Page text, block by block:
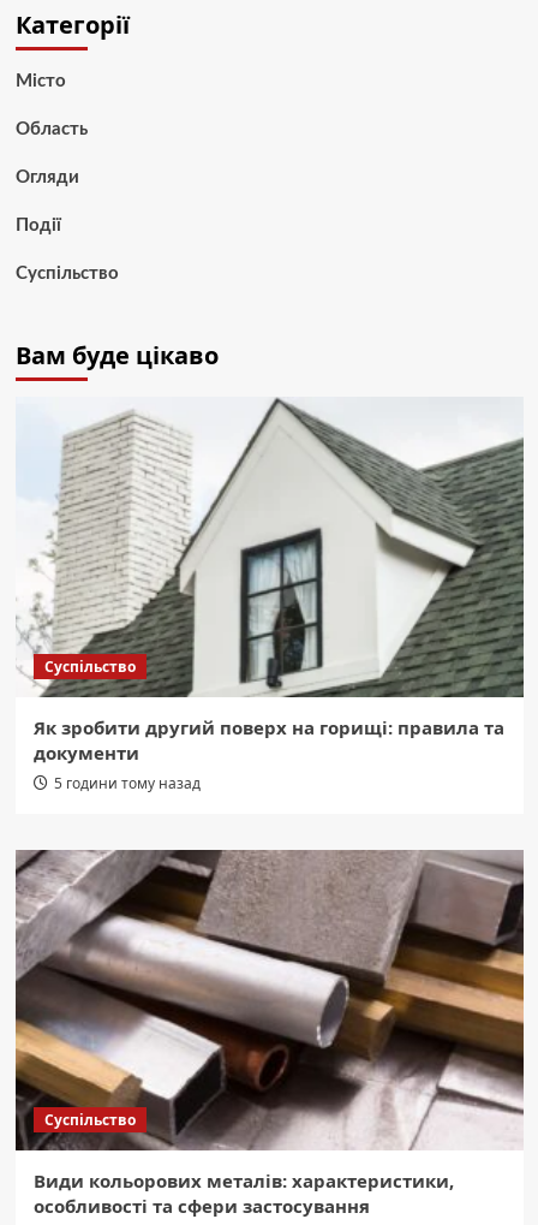
Категорії
Місто
Область
Огляди
Події
Суспільство
Вам буде цікаво
Суспільство
Як зробити другий поверх на горищі: правила та
документи
5 години тому назад
Суспільство
Види кольорових металів: характеристики,
особливості та сфери застосування